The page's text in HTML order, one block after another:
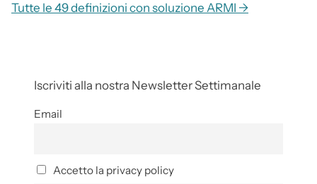
Tutte le 49 definizioni con soluzione ARMI →
Iscriviti alla nostra Newsletter Settimanale
Email
Accetto la privacy policy